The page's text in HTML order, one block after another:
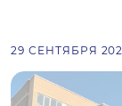
29 СЕНТЯБРЯ